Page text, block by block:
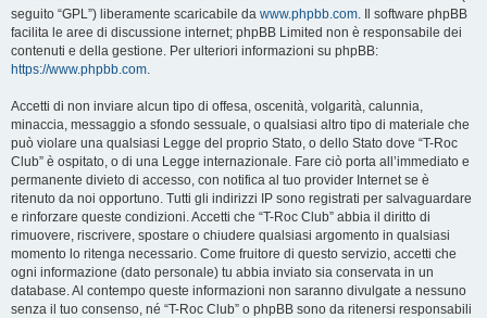
seguito “GPL”) liberamente scaricabile da www.phpbb.com. Il software phpBB
facilita le aree di discussione internet; phpBB Limited non è responsabile dei
contenuti e della gestione. Per ulteriori informazioni su phpBB:
https://www.phpbb.com.
Accetti di non inviare alcun tipo di offesa, oscenità, volgarità, calunnia,
minaccia, messaggio a sfondo sessuale, o qualsiasi altro tipo di materiale che
può violare una qualsiasi Legge del proprio Stato, o dello Stato dove “T-Roc
Club” è ospitato, o di una Legge internazionale. Fare ciò porta all’immediato e
permanente divieto di accesso, con notifica al tuo provider Internet se è
ritenuto da noi opportuno. Tutti gli indirizzi IP sono registrati per salvaguardare
e rinforzare queste condizioni. Accetti che “T-Roc Club” abbia il diritto di
rimuovere, riscrivere, spostare o chiudere qualsiasi argomento in qualsiasi
momento lo ritenga necessario. Come fruitore di questo servizio, accetti che
ogni informazione (dato personale) tu abbia inviato sia conservata in un
database. Al contempo queste informazioni non saranno divulgate a nessuno
senza il tuo consenso, né “T-Roc Club” o phpBB sono da ritenersi responsabili